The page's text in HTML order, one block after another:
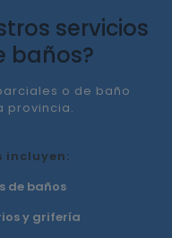
servicios
baños?
o de baño
provincia.
incluyen:
de baños
y grifería